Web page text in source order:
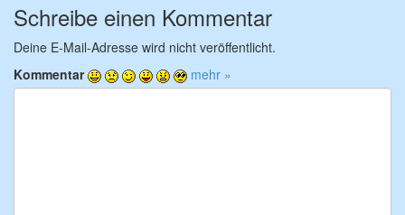
Schreibe einen Kommentar
Deine E-Mail-Adresse wird nicht veröffentlicht.
Kommentar
mehr »